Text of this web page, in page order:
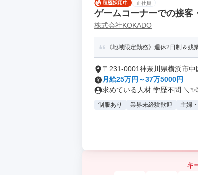
正社員
ゲームコーナーでの接客
株式会社KOKADO
《地域限定勤務》週休2日制＆
〒231-0001神奈川県横浜市中
月給25万円～37万5000円
求めている人材 学歴不問 ＼
制服あり 業界未経験歓迎 主婦
キ